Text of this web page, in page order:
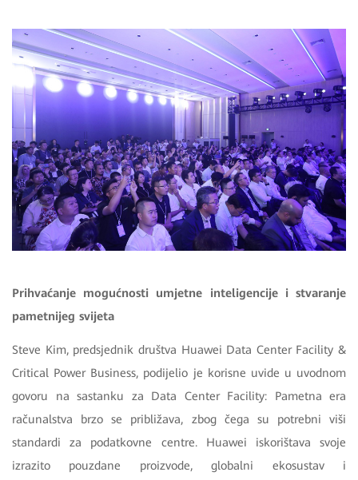
Prihvaćanje mogućnosti umjetne inteligencije i stvaranje
pametnijeg svijeta
Steve Kim, predsjednik društva Huawei Data Center Facility &
Critical Power Business, podijelio je korisne uvide u uvodnom
govoru na sastanku za Data Center Facility: Pametna era
računalstva brzo se približava, zbog čega su potrebni viši
standardi za podatkovne centre. Huawei iskorištava svoje
izrazito pouzdane proizvode, globalni ekosustav i